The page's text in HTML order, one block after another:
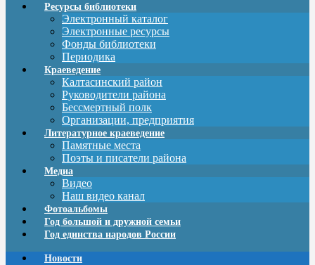
Ресурсы библиотеки
Электронный каталог
Электронные ресурсы
Фонды библиотеки
Периодика
Краеведение
Калтасинский район
Руководители района
Бессмертный полк
Организации, предприятия
Литературное краеведение
Памятные места
Поэты и писатели района
Медиа
Видео
Наш видео канал
Фотоальбомы
Год большой и дружной семьи
Год единства народов России
Новости